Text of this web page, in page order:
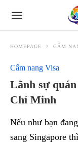
HOMEPAGE CẨM
Cẩm nang Visa
Lãnh sự
Chí Minh
Nếu như bạn
sang Singapore